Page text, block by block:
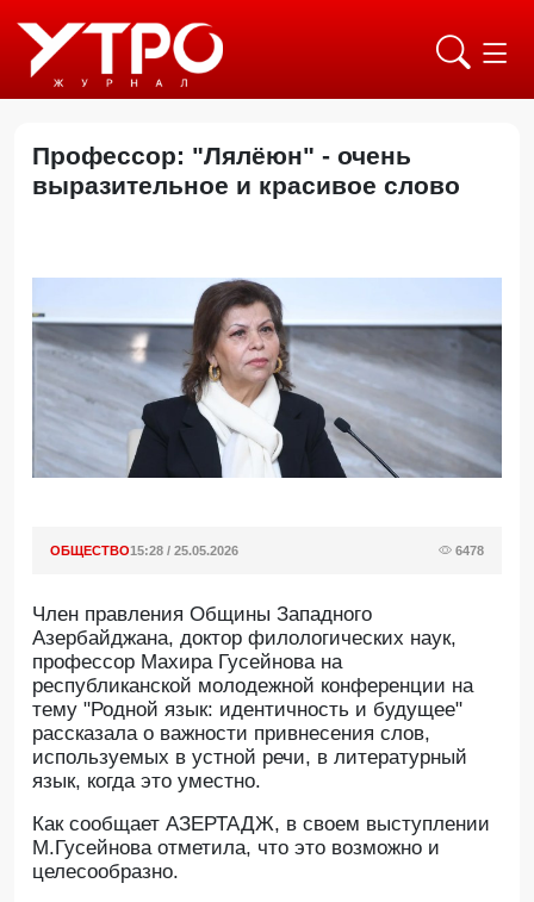
Профессор: "Лялёюн" - очень
выразительное и красивое слово
ОБЩЕСТВО15:28 / 25.05.2026 6478
Член правления Общины Западного
Азербайджана, доктор филологических наук,
профессор Махира Гусейнова на
республиканской молодежной конференции на
тему "Родной язык: идентичность и будущее"
рассказала о важности привнесения слов,
используемых в устной речи, в литературный
язык, когда это уместно.
Как сообщает АЗЕРТАДЖ, в своем выступлении
М.Гусейнова отметила, что это возможно и
целесообразно.